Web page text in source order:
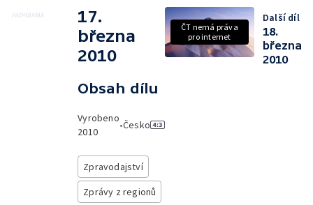
17.
března
2010
Obsah dílu
Vyrobeno
2010
•Česko
Zpravodajství
Zprávy z regionů
ČT nemá práva
pro internet
Další díl
18.
března
2010